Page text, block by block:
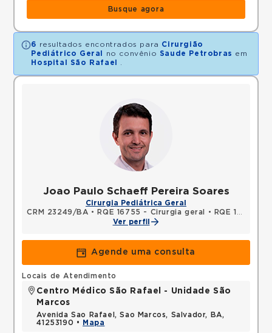
Busque agora
6 resultados encontrados para Cirurgião
Pediátrico Geral
no convênio Saude Petrobras em
Hospital São Rafael
Joao Paulo Schaeff Pereira Soares
Cirurgia Pediátrica Geral
CRM 23249/BA • RQE 16755 - Cirurgia geral •
RQE 16756 - Cirurgia pediátrica
Ver perfil
Agende uma consulta
Locais de Atendimento
Centro Médico São Rafael - Unidade São
Marcos
Avenida Sao Rafael, Sao Marcos, Salvador, BA,
41253190 •
Mapa